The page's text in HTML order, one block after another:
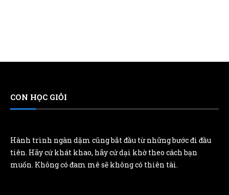
CON HỌC GIỎI
Hành trình ngàn dặm cũng bắt đầu từ những bước đi đầu
tiên. Hãy cứ khát khao, hãy cứ dại khờ theo cách bạn
muốn. Không có đam mê sẽ không có thiên tài.